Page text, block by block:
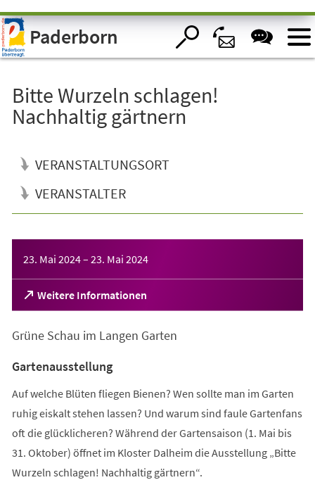
Visuelle
Assistenzsoftware
öffnen.Paderborn
Bitte Wurzeln schlagen!
Nachhaltig gärtnern
VERANSTALTUNGSORT
VERANSTALTER
23. Mai 2024– 23. Mai 2024
Weitere Informationen
(Öffnet
in
neuen
Grüne Schau im Langen Garten
Gartenausstellung
Auf welche Blüten fliegen Bienen? Wen sollte man im Garten
ruhig eiskalt stehen lassen? Und warum sind faule Gartenfans
oft die glücklicheren? Während der Gartensaison (1. Mai bis
31. Oktober) öffnet im Kloster Dalheim die Ausstellung „Bitte
Wurzeln schlagen! Nachhaltig gärtnern“.